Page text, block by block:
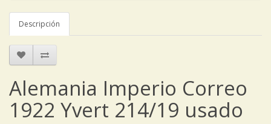
Descripción
Alemania Imperio Correo
1922 Yvert 214/19 usado